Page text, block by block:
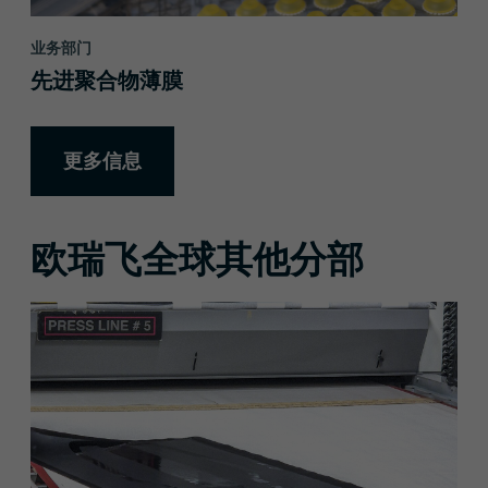
业务部门
先进聚合物薄膜
更多信息
欧瑞飞全球其他分部
更多信息